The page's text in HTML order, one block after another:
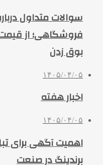
سوالات متداول
فروشگاهی؛ از
بوق زدن
۱۴۰۵/۰۴/۰۵
اخبار هفته
۱۴۰۵/۰۴/۰۵
اهمیت آگهی برای
برندینگ در صنعت